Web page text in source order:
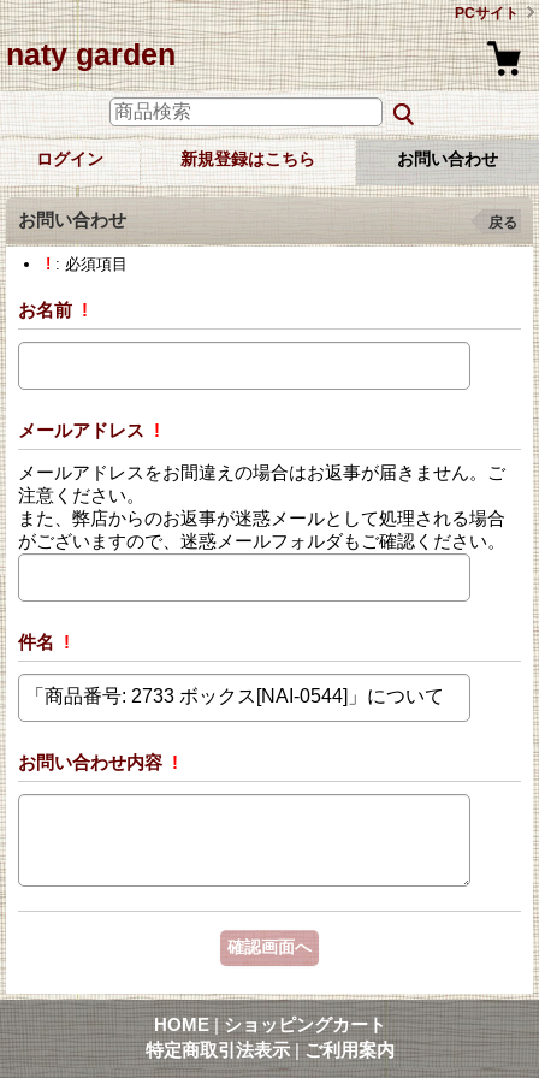
PCサイト
naty garden
ログイン 新規登録はこちら お問い合わせ
お問い合わせ 戻る
! : 必須項目
お名前 !
メールアドレス !
メールアドレスをお間違えの場合はお返事が届きません。ご
注意ください。
また、弊店からのお返事が迷惑メールとして処理される場合
がございますので、迷惑メールフォルダもご確認ください。
件名 !
お問い合わせ内容 !
HOME | ショッピングカート
特定商取引法表示 | ご利用案内